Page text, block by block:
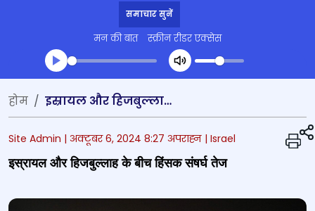
समाचार सुनें
मन की बात स्क्रीन रीडर एक्सेस
Transcript summary
प्ले ऑडियो
होम इस्रायल और हिजबुल्‍लाह के बीच हिंसक संषर्घ तेज
Site Admin | अक्टूबर 6, 2024 8:27 अपराह्न | Israel
इस्रायल और हिजबुल्‍लाह के बीच हिंसक संषर्घ तेज